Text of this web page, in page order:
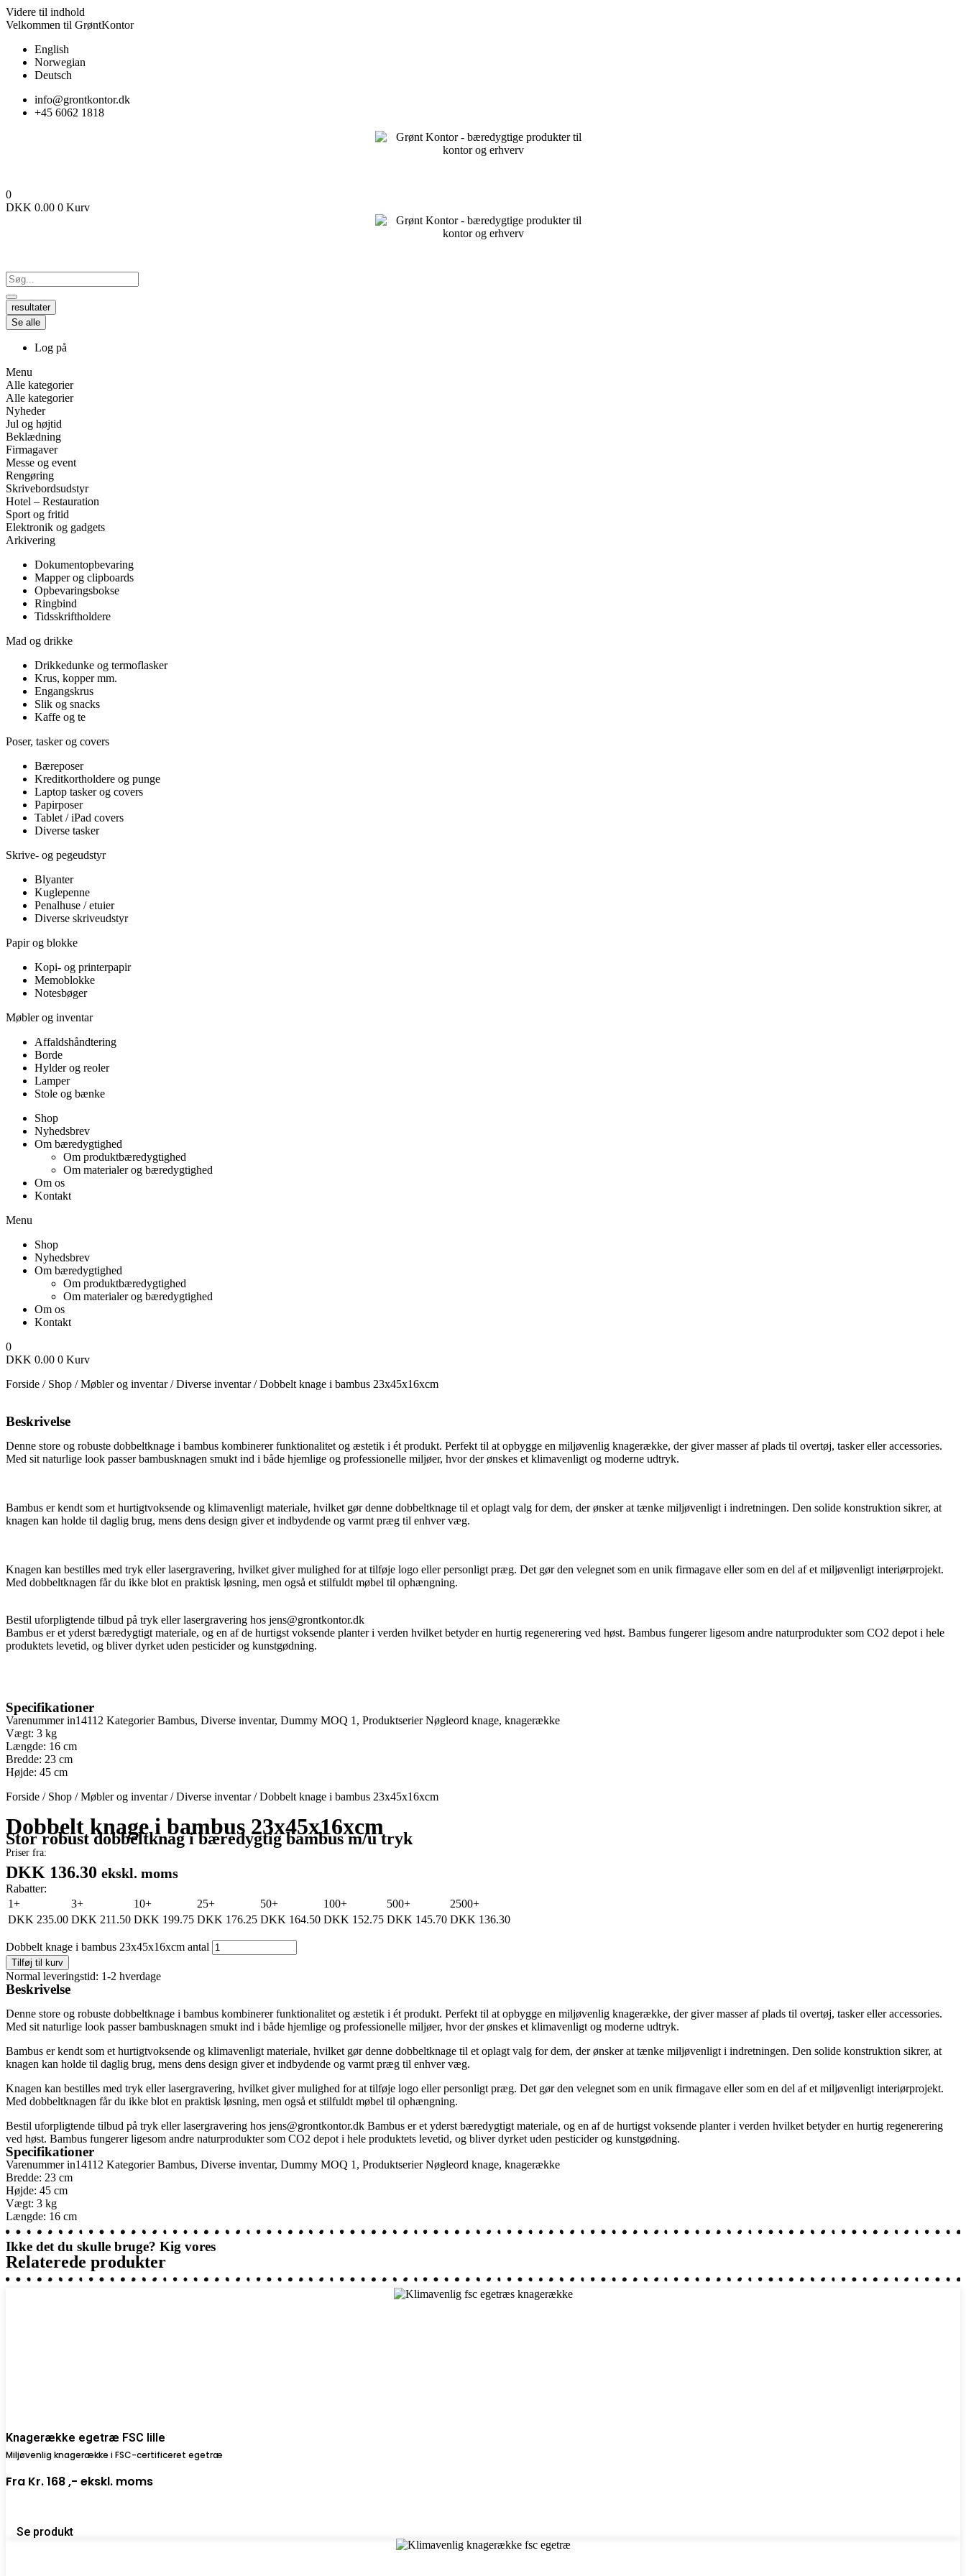
Videre til indhold
Velkommen til GrøntKontor
English
Norwegian
Deutsch
info@grontkontor.dk
+45 6062 1818
0
DKK 0.00 0 Kurv
resultater
Se alle
Log på
Menu
Alle kategorier
Alle kategorier
Nyheder
Jul og højtid
Beklædning
Firmagaver
Messe og event
Rengøring
Skrivebordsudstyr
Hotel – Restauration
Sport og fritid
Elektronik og gadgets
Arkivering
Dokumentopbevaring
Mapper og clipboards
Opbevaringsbokse
Ringbind
Tidsskriftholdere
Mad og drikke
Drikkedunke og termoflasker
Krus, kopper mm.
Engangskrus
Slik og snacks
Kaffe og te
Poser, tasker og covers
Bæreposer
Kreditkortholdere og punge
Laptop tasker og covers
Papirposer
Tablet / iPad covers
Diverse tasker
Skrive- og pegeudstyr
Blyanter
Kuglepenne
Penalhuse / etuier
Diverse skriveudstyr
Papir og blokke
Kopi- og printerpapir
Memoblokke
Notesbøger
Møbler og inventar
Affaldshåndtering
Borde
Hylder og reoler
Lamper
Stole og bænke
Shop
Nyhedsbrev
Om bæredygtighed
Om produktbæredygtighed
Om materialer og bæredygtighed
Om os
Kontakt
Menu
Shop
Nyhedsbrev
Om bæredygtighed
Om produktbæredygtighed
Om materialer og bæredygtighed
Om os
Kontakt
0
DKK 0.00 0 Kurv
Forside / Shop /Møbler og inventar/Diverse inventar/Dobbelt knage i bambus 23x45x16xcm
Beskrivelse
Denne store og robuste dobbeltknage i bambus kombinerer funktionalitet og æstetik i ét produkt. Perfekt til at opbygge en miljøvenlig knagerække, der giver masser af plads til overtøj, tasker eller accessories.
Med sit naturlige look passer bambusknagen smukt ind i både hjemlige og professionelle miljøer, hvor der ønskes et klimavenligt og moderne udtryk.
Bambus er kendt som et hurtigtvoksende og klimavenligt materiale, hvilket gør denne dobbeltknage til et oplagt valg for dem, der ønsker at tænke miljøvenligt i indretningen. Den solide konstruktion sikrer, at
knagen kan holde til daglig brug, mens dens design giver et indbydende og varmt præg til enhver væg.
Knagen kan bestilles med tryk eller lasergravering, hvilket giver mulighed for at tilføje logo eller personligt præg. Det gør den velegnet som en unik firmagave eller som en del af et miljøvenligt interiørprojekt.
Med dobbeltknagen får du ikke blot en praktisk løsning, men også et stilfuldt møbel til ophængning.
Bestil uforpligtende tilbud på tryk eller lasergravering hos jens@grontkontor.dk
Bambus er et yderst bæredygtigt materiale, og en af de hurtigst voksende planter i verden hvilket betyder en hurtig regenerering ved høst. Bambus fungerer ligesom andre naturprodukter som CO2 depot i hele
produktets levetid, og bliver dyrket uden pesticider og kunstgødning.
Specifikationer
Varenummerin14112 Kategorier Bambus, Diverse inventar, Dummy MOQ 1 , Produktserier Nøgleord knage, knagerække
Vægt: 3 kg
Længde: 16 cm
Bredde: 23 cm
Højde: 45 cm
Forside / Shop /Møbler og inventar/Diverse inventar/Dobbelt knage i bambus 23x45x16xcm
Dobbelt knage i bambus 23x45x16xcm
Stor robust dobbeltknag i bæredygtig bambus m/u tryk
Priser fra:
DKK 136.30 ekskl. moms
Rabatter:
1+
3+ 10+ 25+ 50+ 100+ 500+
2500+
DKK 235.00 DKK 211.50 DKK 199.75 DKK 176.25 DKK 164.50 DKK 152.75 DKK 145.70 DKK 136.30
Dobbelt knage i bambus 23x45x16xcm antal
Tilføj til kurv
Normal leveringstid: 1-2 hverdage
Beskrivelse
Denne store og robuste dobbeltknage i bambus kombinerer funktionalitet og æstetik i ét produkt. Perfekt til at opbygge en miljøvenlig knagerække, der giver masser af plads til overtøj, tasker eller accessories.
Med sit naturlige look passer bambusknagen smukt ind i både hjemlige og professionelle miljøer, hvor der ønskes et klimavenligt og moderne udtryk.
Bambus er kendt som et hurtigtvoksende og klimavenligt materiale, hvilket gør denne dobbeltknage til et oplagt valg for dem, der ønsker at tænke miljøvenligt i indretningen. Den solide konstruktion sikrer, at
knagen kan holde til daglig brug, mens dens design giver et indbydende og varmt præg til enhver væg.
Knagen kan bestilles med tryk eller lasergravering, hvilket giver mulighed for at tilføje logo eller personligt præg. Det gør den velegnet som en unik firmagave eller som en del af et miljøvenligt interiørprojekt.
Med dobbeltknagen får du ikke blot en praktisk løsning, men også et stilfuldt møbel til ophængning.
Bestil uforpligtende tilbud på tryk eller lasergravering hos jens@grontkontor.dk Bambus er et yderst bæredygtigt materiale, og en af de hurtigst voksende planter i verden hvilket betyder en hurtig regenerering
ved høst. Bambus fungerer ligesom andre naturprodukter som CO2 depot i hele produktets levetid, og bliver dyrket uden pesticider og kunstgødning.
Specifikationer
Varenummerin14112 Kategorier Bambus, Diverse inventar, Dummy MOQ 1 , Produktserier Nøgleord knage, knagerække
Bredde: 23 cm
Højde: 45 cm
Vægt: 3 kg
Længde: 16 cm
Ikke det du skulle bruge? Kig vores
Relaterede produkter
Knagerække egetræ FSC lille
Miljøvenlig knagerække i FSC-certificeret egetræ
Fra Kr. 168 ,- ekskl. moms
Se produkt